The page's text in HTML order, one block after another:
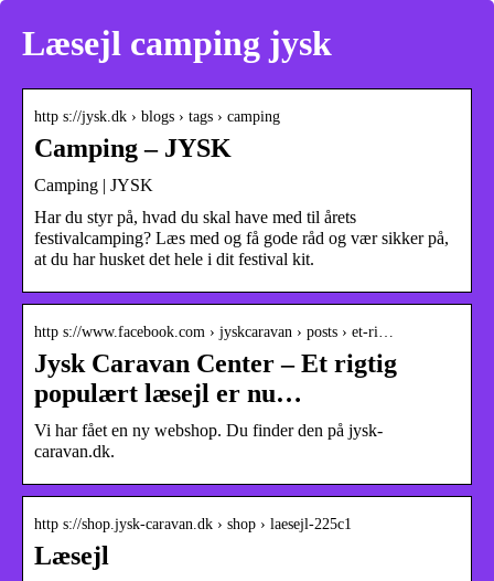
Læsejl camping jysk
http s://jysk.dk › blogs › tags › camping
Camping – JYSK
Camping | JYSK
Har du styr på, hvad du skal have med til årets
festivalcamping? Læs med og få gode råd og vær sikker på,
at du har husket det hele i dit festival kit.
http s://www.facebook.com › jyskcaravan › posts › et-ri…
Jysk Caravan Center – Et rigtig
populært læsejl er nu…
Vi har fået en ny webshop. Du finder den på jysk-
caravan.dk.
http s://shop.jysk-caravan.dk › shop › laesejl-225c1
Læsejl